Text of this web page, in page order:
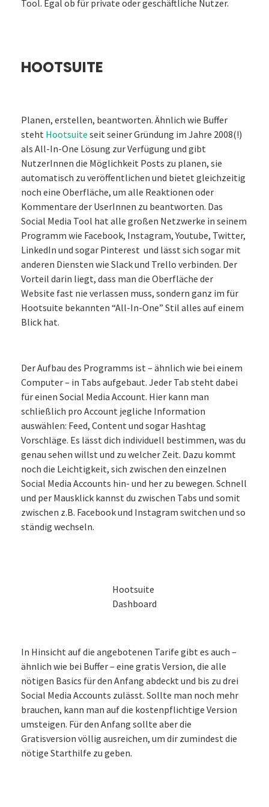
Tool. Egal ob für private oder geschäftliche Nutzer.
HOOTSUITE
Planen, erstellen, beantworten. Ähnlich wie Buffer
steht Hootsuite seit seiner Gründung im Jahre 2008(!)
als All-In-One Lösung zur Verfügung und gibt
NutzerInnen die Möglichkeit Posts zu planen, sie
automatisch zu veröffentlichen und bietet gleichzeitig
noch eine Oberfläche, um alle Reaktionen oder
Kommentare der UserInnen zu beantworten. Das
Social Media Tool hat alle großen Netzwerke in seinem
Programm wie Facebook, Instagram, Youtube, Twitter,
LinkedIn und sogar Pinterest und lässt sich sogar mit
anderen Diensten wie Slack und Trello verbinden. Der
Vorteil darin liegt, dass man die Oberfläche der
Website fast nie verlassen muss, sondern ganz im für
Hootsuite bekannten “All-In-One” Stil alles auf einem
Blick hat.
Der Aufbau des Programms ist – ähnlich wie bei einem
Computer – in Tabs aufgebaut. Jeder Tab steht dabei
für einen Social Media Account. Hier kann man
schließlich pro Account jegliche Information
auswählen: Feed, Content und sogar Hashtag
Vorschläge. Es lässt dich individuell bestimmen, was du
genau sehen willst und zu welcher Zeit. Dazu kommt
noch die Leichtigkeit, sich zwischen den einzelnen
Social Media Accounts hin- und her zu bewegen. Schnell
und per Mausklick kannst du zwischen Tabs und somit
zwischen z.B. Facebook und Instagram switchen und so
ständig wechseln.
Hootsuite
Dashboard
In Hinsicht auf die angebotenen Tarife gibt es auch –
ähnlich wie bei Buffer – eine gratis Version, die alle
nötigen Basics für den Anfang abdeckt und bis zu drei
Social Media Accounts zulässt. Sollte man noch mehr
brauchen, kann man auf die kostenpflichtige Version
umsteigen. Für den Anfang sollte aber die
Gratisversion völlig ausreichen, um dir zumindest die
nötige Starthilfe zu geben.